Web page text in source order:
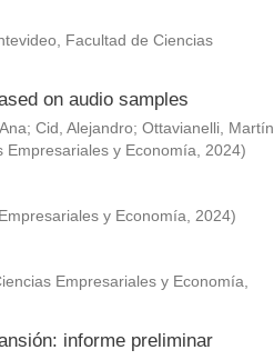
Facultad de Ciencias
on audio samples
; Cid, Alejandro; Ottavianelli, Martín
Empresariales y Economía, 2024)
y Economía, 2024)
Empresariales y Economía,
informe preliminar